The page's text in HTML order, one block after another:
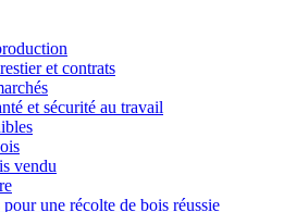
et contrats
et sécurité au travail
vendu
pour une récolte de bois réussie